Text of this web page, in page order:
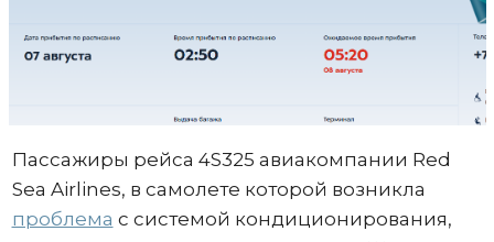
Пассажиры рейса 4S325 авиакомпании Red
Sea Airlines, в самолете которой возникла
проблема с системой кондиционирования,